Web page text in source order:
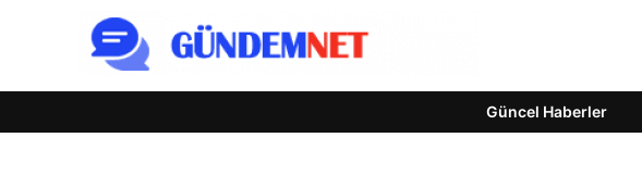
Güncel Haberler